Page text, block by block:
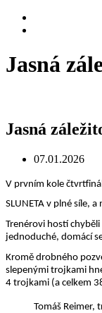
Jasná
Jasná
07.01.2026
V prvním kole
SLUNETA v plné síle,
Trenérovi hostí
jednoduché, domácí
Kromě drobného
slepenými trojkami
4 trojkami (a celkem
Tomáš Reimer,